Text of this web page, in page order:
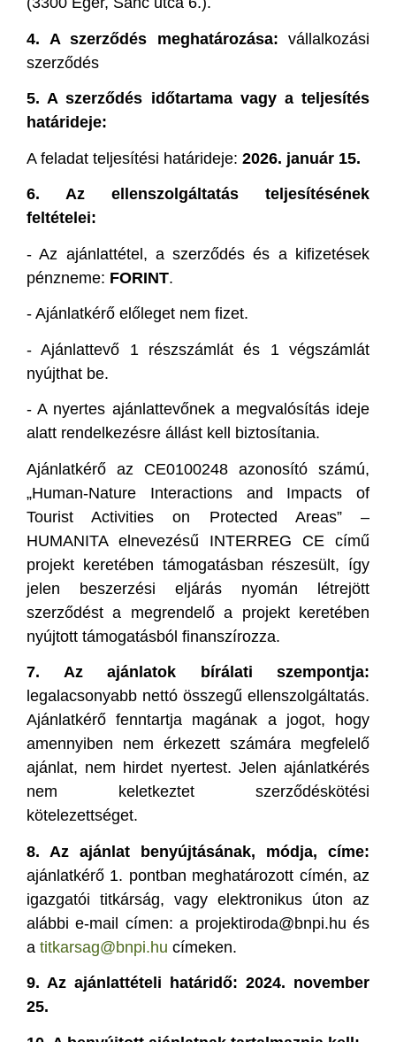
4. A szerződés meghatározása: vállalkozási
szerződés
5. A szerződés időtartama vagy a teljesítés
határideje:
A feladat teljesítési határideje: 2026. január 15.
6. Az ellenszolgáltatás teljesítésének
feltételei:
-Az ajánlattétel, a szerződés és a kifizetések
pénzneme: FORINT.
- Ajánlatkérő előleget nem fizet.
-Ajánlattevő 1 részszámlát és 1 végszámlát
nyújthat be.
-A nyertes ajánlattevőnek a megvalósítás ideje
alatt rendelkezésre állást kell biztosítania.
Ajánlatkérő az CE0100248 azonosító számú,
„Human-Nature Interactions and Impacts of
Tourist Activities on Protected Areas” –
HUMANITA elnevezésű INTERREG CE című
projekt keretében támogatásban részesült, így
jelen beszerzési eljárás nyomán létrejött
szerződést a megrendelő a projekt keretében
nyújtott támogatásból finanszírozza.
7. Az ajánlatok bírálati szempontja:
legalacsonyabb nettó összegű ellenszolgáltatás.
Ajánlatkérő fenntartja magának a jogot, hogy
amennyiben nem érkezett számára megfelelő
ajánlat, nem hirdet nyertest. Jelen ajánlatkérés
nem keletkeztet szerződéskötési
kötelezettséget.
8. Az ajánlat benyújtásának, módja, címe:
ajánlatkérő 1. pontban meghatározott címén, az
igazgatói titkárság, vagy elektronikus úton az
alábbi e-mail címen: a projektiroda@bnpi.hu és
a titkarsag@bnpi.hu címeken.
9. Az ajánlattételi határidő: 2024. november
25.